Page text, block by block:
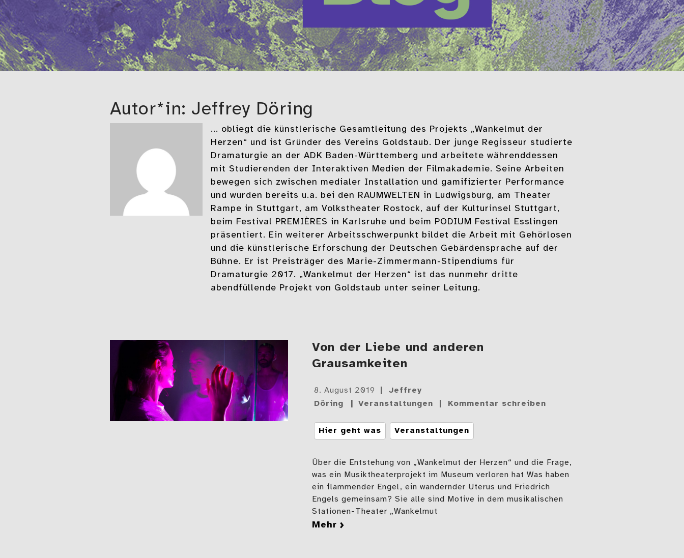
Autor*in: Jeffrey Döring
... obliegt die künstlerische Gesamtleitung des Projekts „Wankelmut der
Herzen“ und ist Gründer des Vereins Goldstaub. Der junge Regisseur studierte
Dramaturgie an der ADK Baden-Württemberg und arbeitete währenddessen
mit Studierenden der Interaktiven Medien der Filmakademie. Seine Arbeiten
bewegen sich zwischen medialer Installation und gamifizierter Performance
und wurden bereits u.a. bei den RAUMWELTEN in Ludwigsburg, am Theater
Rampe in Stuttgart, am Volkstheater Rostock, auf der Kulturinsel Stuttgart,
beim Festival PREMIÈRES in Karlsruhe und beim PODIUM Festival Esslingen
präsentiert. Ein weiterer Arbeitsschwerpunkt bildet die Arbeit mit Gehörlosen
und die künstlerische Erforschung der Deutschen Gebärdensprache auf der
Bühne. Er ist Preisträger des Marie-Zimmermann-Stipendiums für
Dramaturgie 2017. „Wankelmut der Herzen“ ist das nunmehr dritte
abendfüllende Projekt von Goldstaub unter seiner Leitung.
Von der Liebe und anderen
Grausamkeiten
Gepostet
am
8. August 2019
Jeffrey
Döring
Veranstaltungen Kommentar schreiben
Tags
Hier geht was Veranstaltungen
Über die Entstehung von „Wankelmut der Herzen“ und die Frage,
was ein Musiktheaterprojekt im Museum verloren hat Was haben
ein flammender Engel, ein wandernder Uterus und Friedrich
Engels gemeinsam? Sie alle sind Motive in dem musikalischen
Stationen-Theater „Wankelmut
mehr zu Von der Liebe und anderen Grausamkeiten